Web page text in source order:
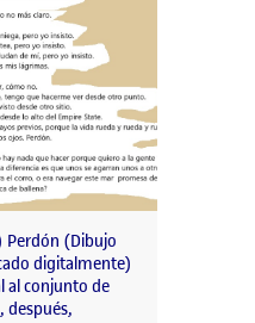
Perdón (Dibujo
digitalmente)
al conjunto de
después,